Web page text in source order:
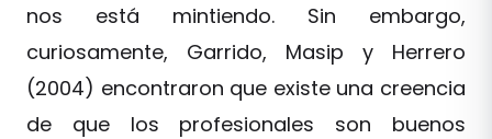
nos está mintiendo. Sin embargo,
curiosamente, Garrido, Masip y Herrero
(2004) encontraron que existe una creencia
de que los profesionales son buenos